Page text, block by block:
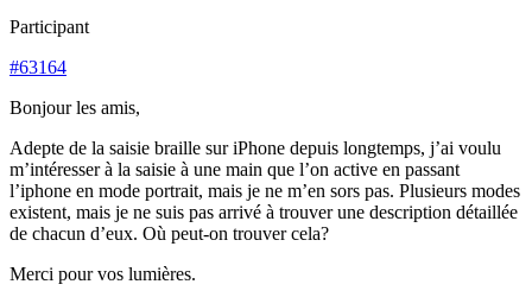
Participant
#63164
Bonjour les amis,
Adepte de la saisie braille sur iPhone depuis longtemps, j’ai voulu
m’intéresser à la saisie à une main que l’on active en passant
l’iphone en mode portrait, mais je ne m’en sors pas. Plusieurs modes
existent, mais je ne suis pas arrivé à trouver une description détaillée
de chacun d’eux. Où peut-on trouver cela?
Merci pour vos lumières.